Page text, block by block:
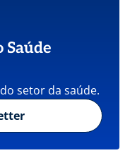
Saúde
setor da saúde.